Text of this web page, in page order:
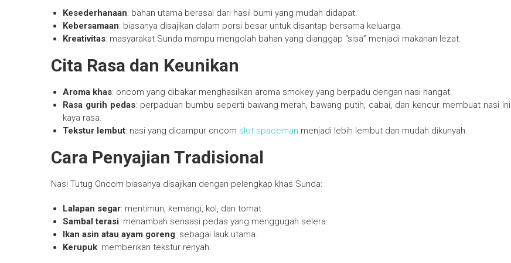
Kesederhanaan: bahan utama berasal dari hasil bumi yang mudah didapat.
Kebersamaan: biasanya disajikan dalam porsi besar untuk disantap bersama keluarga.
Kreativitas: masyarakat Sunda mampu mengolah bahan yang dianggap “sisa” menjadi makanan lezat.
Cita Rasa dan Keunikan
Aroma khas: oncom yang dibakar menghasilkan aroma smokey yang berpadu dengan nasi hangat.
Rasa gurih pedas: perpaduan bumbu seperti bawang merah, bawang putih, cabai, dan kencur membuat nasi ini
kaya rasa.
Tekstur lembut: nasi yang dicampur oncom slot spaceman menjadi lebih lembut dan mudah dikunyah.
Cara Penyajian Tradisional
Nasi Tutug Oncom biasanya disajikan dengan pelengkap khas Sunda:
Lalapan segar: mentimun, kemangi, kol, dan tomat.
Sambal terasi: menambah sensasi pedas yang menggugah selera.
Ikan asin atau ayam goreng: sebagai lauk utama.
Kerupuk: memberikan tekstur renyah.